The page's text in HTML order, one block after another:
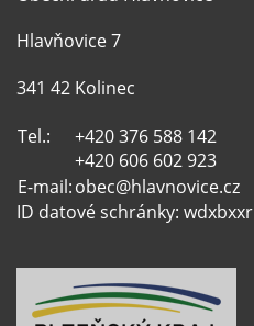
Hlavňovice 7
341 42 Kolinec
Tel.:
+420 376 588 142
+420 606 602 923
E-mail:obec@hlavnovice.cz
ID datové schránky: wdxbxxr